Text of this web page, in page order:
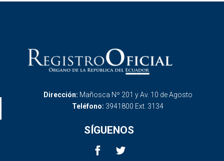
Dirección: Mañosca Nº 201 y Av. 10 de Agosto
Teléfono: 3941800 Ext. 3134
SÍGUENOS